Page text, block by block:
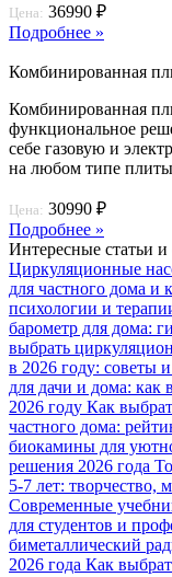
Цена: 36990 ₽
Подробнее »
Комбинированная
Комбинированная
функциональное
себе газовую и
на любом типе
Цена: 30990 ₽
Подробнее »
Интересные статьи
Циркуляционные
для частного дома и
психологии и
барометр для дома:
выбрать
в 2026 году: советы
для дачи и дома: как
2026 году Как
частного дома:
биокамины для
решения 2026 года
5-7 лет: творчество,
Современные
для студентов и
биметаллический
2026 года Как